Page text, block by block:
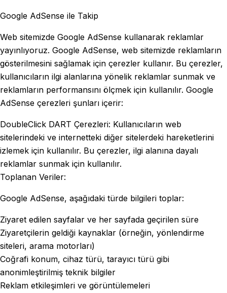
Google AdSense ile Takip
Web sitemizde Google AdSense kullanarak reklamlar
yayınlıyoruz. Google AdSense, web sitemizde reklamların
gösterilmesini sağlamak için çerezler kullanır. Bu çerezler,
kullanıcıların ilgi alanlarına yönelik reklamlar sunmak ve
reklamların performansını ölçmek için kullanılır. Google
AdSense çerezleri şunları içerir:
DoubleClick DART Çerezleri: Kullanıcıların web
sitelerindeki ve internetteki diğer sitelerdeki hareketlerini
izlemek için kullanılır. Bu çerezler, ilgi alanına dayalı
reklamlar sunmak için kullanılır.
Toplanan Veriler:
Google AdSense, aşağıdaki türde bilgileri toplar:
Ziyaret edilen sayfalar ve her sayfada geçirilen süre
Ziyaretçilerin geldiği kaynaklar (örneğin, yönlendirme
siteleri, arama motorları)
Coğrafi konum, cihaz türü, tarayıcı türü gibi
anonimleştirilmiş teknik bilgiler
Reklam etkileşimleri ve görüntülemeleri